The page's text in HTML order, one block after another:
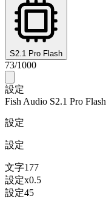
S2.1 Pro Flash
73/1000
設定
Fish Audio S2.1 Pro Flash
設定
設定
文字177
設定x0.5
設定45